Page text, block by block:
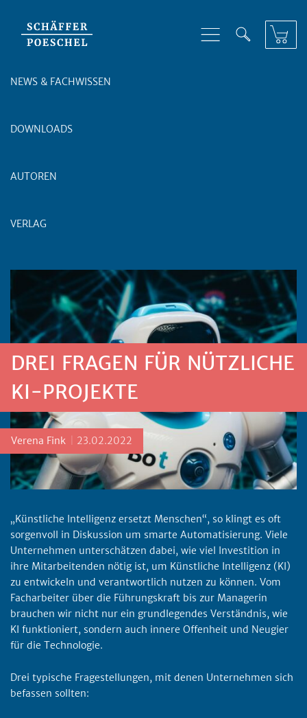
NEWS & FACHWISSEN
DOWNLOADS
AUTOREN
VERLAG
DREI FRAGEN FÜR NÜTZLICHE
KI-PROJEKTE
Posted by
Verena Fink 23.02.2022
„Künstliche Intelligenz ersetzt Menschen“, so klingt es oft
sorgenvoll in Diskussion um smarte Automatisierung. Viele
Unternehmen unterschätzen dabei, wie viel Investition in
ihre Mitarbeitenden nötig ist, um Künstliche Intelligenz (KI)
zu entwickeln und verantwortlich nutzen zu können. Vom
Facharbeiter über die Führungskraft bis zur Managerin
brauchen wir nicht nur ein grundlegendes Verständnis, wie
KI funktioniert, sondern auch innere Offenheit und Neugier
für die Technologie.
Drei typische Fragestellungen, mit denen Unternehmen sich
befassen sollten: